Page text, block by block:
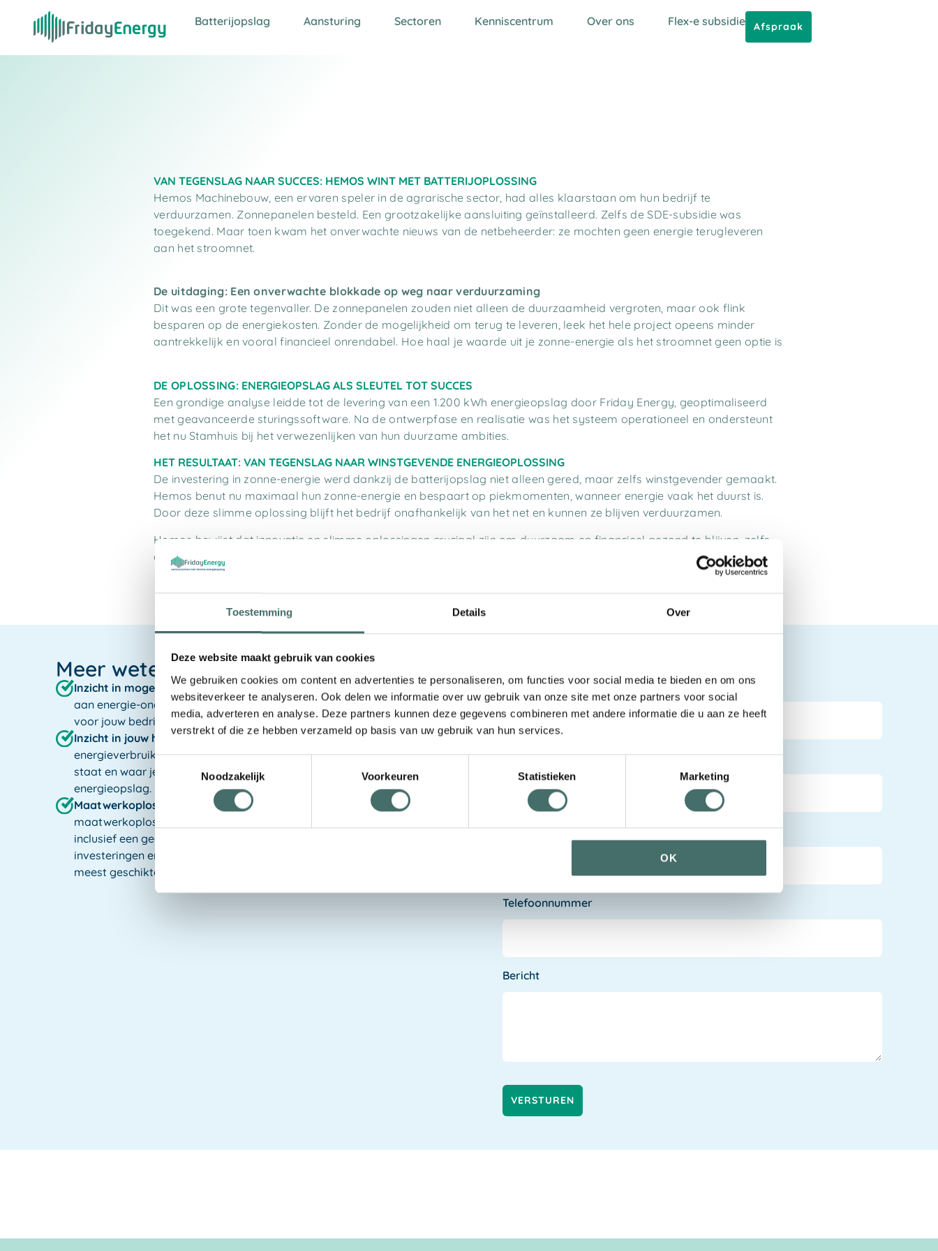
Toestemming Details Over
Deze website maakt gebruik van cookies
We gebruiken cookies om content en advertenties te personaliseren, om functies voor social media te bieden en om ons
websiteverkeer te analyseren. Ook delen we informatie over uw gebruik van onze site met onze partners voor social
media, adverteren en analyse. Deze partners kunnen deze gegevens combineren met andere informatie die u aan ze heeft
verstrekt of die ze hebben verzameld op basis van uw gebruik van hun services.
Toestemmingsselectie
Noodzakelijk
Voorkeuren Statistieken Marketing
OK
Batterijopslag Aansturing Sectoren Kenniscentrum Over ons Flex-e subsidie Afspraak
VAN TEGENSLAG NAAR SUCCES: HEMOS WINT MET BATTERIJOPLOSSING
Hemos Machinebouw, een ervaren speler in de agrarische sector, had alles klaarstaan om hun bedrijf te
verduurzamen. Zonnepanelen besteld. Een grootzakelijke aansluiting geïnstalleerd. Zelfs de SDE-subsidie was
toegekend. Maar toen kwam het onverwachte nieuws van de netbeheerder: ze mochten geen energie terugleveren
aan het stroomnet.
De uitdaging: Een onverwachte blokkade op weg naar verduurzaming
Dit was een grote tegenvaller. De zonnepanelen zouden niet alleen de duurzaamheid vergroten, maar ook flink
besparen op de energiekosten. Zonder de mogelijkheid om terug te leveren, leek het hele project opeens minder
aantrekkelijk en vooral financieel onrendabel. Hoe haal je waarde uit je zonne-energie als het stroomnet geen optie is
DE OPLOSSING: ENERGIEOPSLAG ALS SLEUTEL TOT SUCCES
Een grondige analyse leidde tot de levering van een 1.200 kWh energieopslag door Friday Energy, geoptimaliseerd
met geavanceerde sturingssoftware. Na de ontwerpfase en realisatie was het systeem operationeel en ondersteunt
het nu Stamhuis bij het verwezenlijken van hun duurzame ambities.
HET RESULTAAT: VAN TEGENSLAG NAAR WINSTGEVENDE ENERGIEOPLOSSING
De investering in zonne-energie werd dankzij de batterijopslag niet alleen gered, maar zelfs winstgevender gemaakt.
Hemos benut nu maximaal hun zonne-energie en bespaart op piekmomenten, wanneer energie vaak het duurst is.
Door deze slimme oplossing blijft het bedrijf onafhankelijk van het net en kunnen ze blijven verduurzamen.
Hemos bewijst dat innovatie en slimme oplossingen cruciaal zijn om duurzaam en financieel gezond te blijven, zelfs
als de omstandigheden tegenzitten.
Neem contact met ons op:
Naam
Bedrijfsnaam
E-mail
Telefoonnummer
Bericht
VERSTUREN
Meer weten?
Inzicht in mogelijkheden:Ontdek hoe energieopslag kan bijdragen
aan energie-onafhankelijkheid en efficiënt energiebeheer. En wat dit
voor jouw bedrijf kan betekenen.
Inzicht in jouw huidige situatie:Krijg gedetailleerd inzicht in jouw
energieverbruik, opwekking, en netaansluiting. Begrijp waar je nu
staat en waar je naartoe kunt met slimme aansturing en
energieopslag.
Maatwerkoplossingen:
Op basis van je huidige situatie ontvangt je
maatwerkoplossingen voor slimme aansturing en energieopslag,
inclusief een gedetailleerde technische en financiële analyse van
investeringen en rendement, om je te helpen bij het kiezen van de
meest geschikte oplossing.